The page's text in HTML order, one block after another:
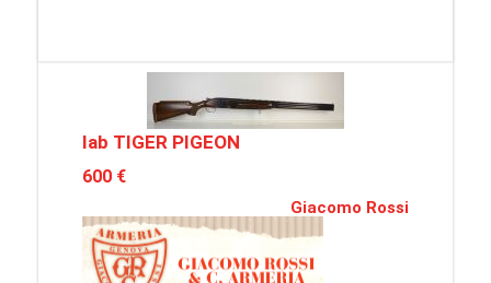
Iab TIGER PIGEON
600 €
Giacomo Rossi